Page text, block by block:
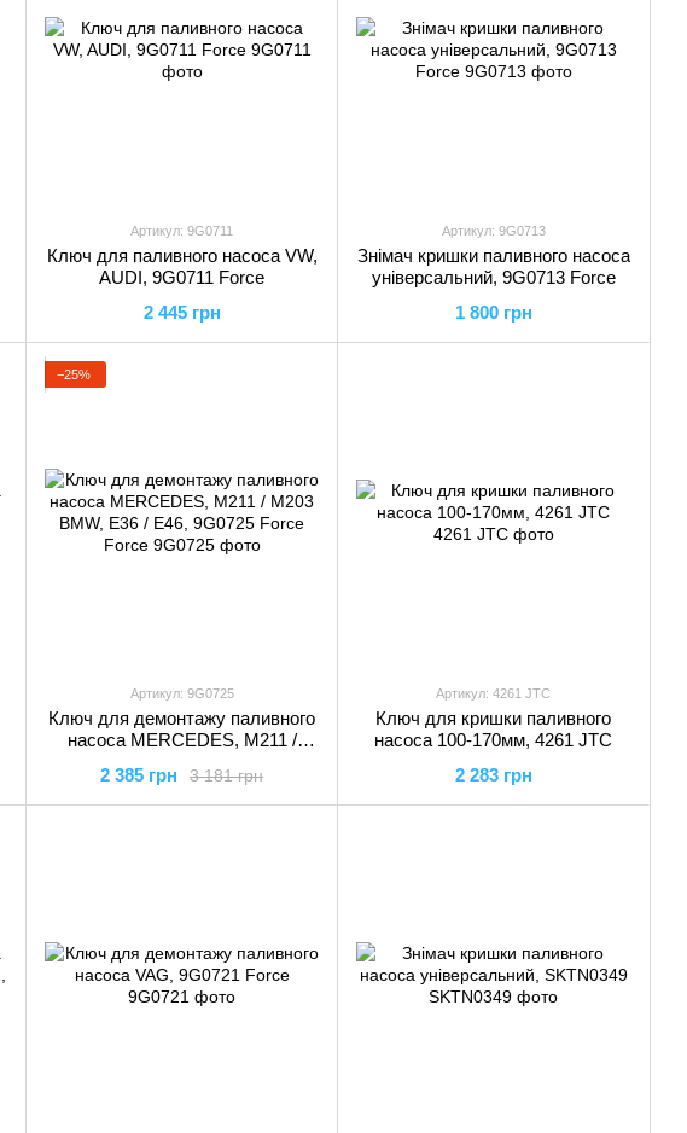
Артикул: 9G0711
Ключ для паливного насоса VW,
AUDI, 9G0711 Force
2 445 грн
Артикул: 9G0713
Знімач кришки паливного насоса
універсальний, 9G0713 Force
1 800 грн
−25%
Артикул: 9G0725
Ключ для демонтажу паливного
насоса MERCEDES, M211 /
Force Force
3 181 грн
2 385 грн
Артикул: 4261 JTC
Ключ для кришки паливного
насоса 100-170мм, 4261 JTC
2 283 грн